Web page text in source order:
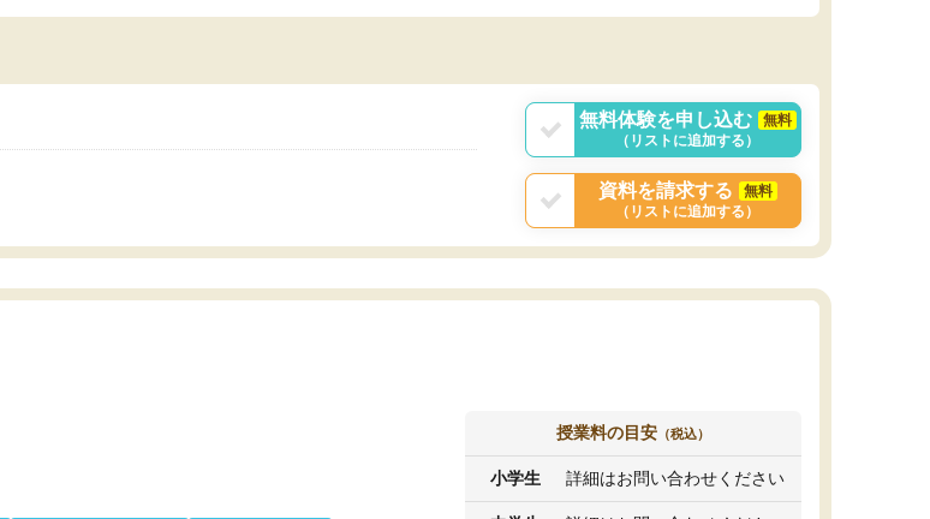
ばチェンジできます
なく、上手い活用の仕方が分からず辞めること
と感じました。
無料体験を申し込む
無料
（リストに追加する）
資料を請求する
無料
（リストに追加する）
授業料の目安 （税込）
小学生 詳細はお問い合わせください